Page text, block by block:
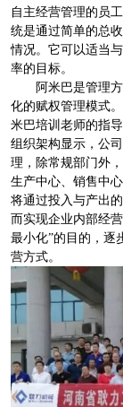
自主经营管理的员
统是通过简单的总
情况。它可以适当
率的目标。
阿米巴是管理
化的赋权管理模式
米巴培训老师的指
组织架构显示，公
理，除常规部门外
生产中心、销售中
将通过投入与产出
而实现企业内部经
最小化”的目的，逐
营方式。